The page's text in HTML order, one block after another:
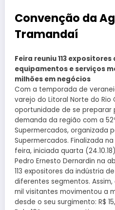
Convenção da
Tramandaí
Feira reuniu 113
equipamentos e serviços
milhões em negócios
Com a temporada de
varejo do Litoral Norte do Rio
oportunidade de se preparar
demanda da região com a
Supermercados, organizada
Supermercados. Finalizada
feira, iniciada quarta
Pedro Ernesto Dernardin na
113 expositores da indústria
diferentes segmentos.
mil visitantes movimentou a
desde o seu surgimento: R$